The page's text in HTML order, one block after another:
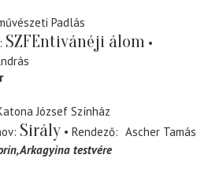
Padlás
SZFEntivánéji álom
József Színház
Sirály Rendező
Ascher Tamás
Arkagyina testvére